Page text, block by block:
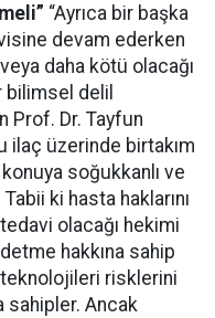
“Ayrıca bir başka
devam ederken
daha kötü olacağı
bilimsel delil
Prof. Dr. Tayfun
ilaç üzerinde birtakım
soğukkanlı ve
ki hasta haklarını
olacağı hekimi
hakkına sahip
teknolojileri risklerini
sahipler. Ancak